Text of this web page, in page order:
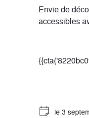
Envie de
accessibles
le 3